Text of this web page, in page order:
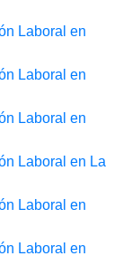
Laboral en
Laboral en
Laboral en
Laboral en La
Laboral en
Laboral en